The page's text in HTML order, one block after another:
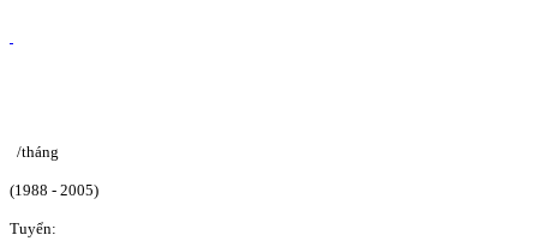
/tháng
(1988 - 2005)
Tuyển: